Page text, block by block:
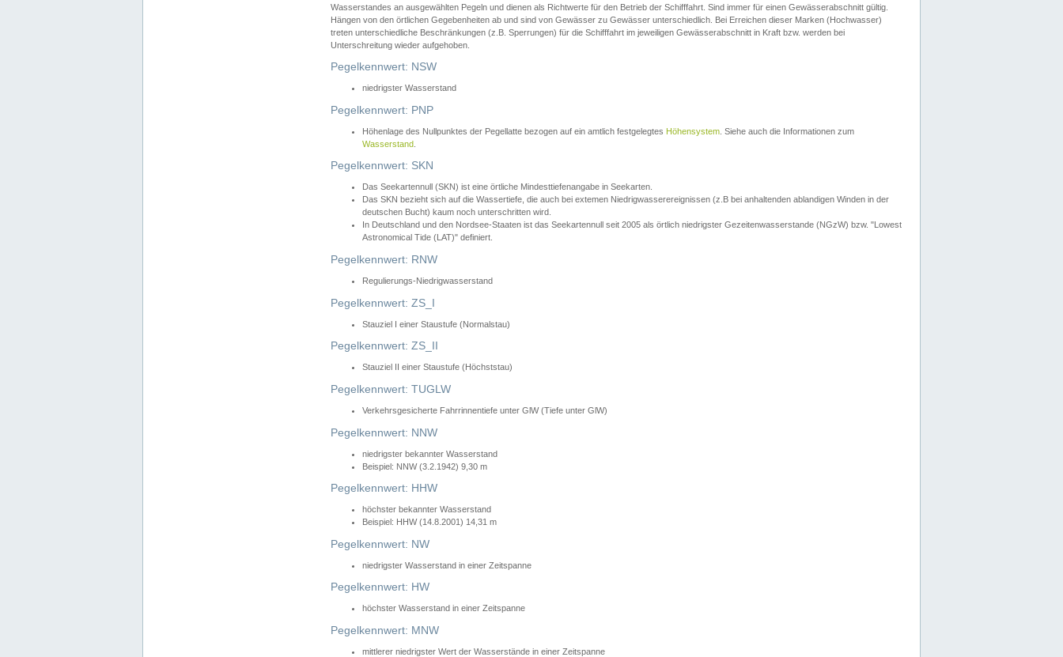
Wasserstandes an ausgewählten Pegeln und dienen als Richtwerte für den Betrieb der Schifffahrt. Sind immer für einen Gewässerabschnitt gültig.
Hängen von den örtlichen Gegebenheiten ab und sind von Gewässer zu Gewässer unterschiedlich. Bei Erreichen dieser Marken (Hochwasser)
treten unterschiedliche Beschränkungen (z.B. Sperrungen) für die Schifffahrt im jeweiligen Gewässerabschnitt in Kraft bzw. werden bei
Unterschreitung wieder aufgehoben.
Pegelkennwert: NSW
niedrigster Wasserstand
Pegelkennwert: PNP
Höhenlage des Nullpunktes der Pegellatte bezogen auf ein amtlich festgelegtes Höhensystem . Siehe auch die Informationen zum
Wasserstand
Pegelkennwert: SKN
Das Seekartennull (SKN) ist eine örtliche Mindesttiefenangabe in Seekarten.
Das SKN bezieht sich auf die Wassertiefe, die auch bei extemen Niedrigwasserereignissen (z.B bei anhaltenden ablandigen Winden in der
deutschen Bucht) kaum noch unterschritten wird.
In Deutschland und den Nordsee-Staaten ist das Seekartennull seit 2005 als örtlich niedrigster Gezeitenwasserstande (NGzW) bzw. "Lowest
Astronomical Tide (LAT)" definiert.
Pegelkennwert: RNW
Regulierungs-Niedrigwasserstand
Pegelkennwert: ZS_I
Stauziel I einer Staustufe (Normalstau)
Pegelkennwert: ZS_II
Stauziel II einer Staustufe (Höchststau)
Pegelkennwert: TUGLW
Verkehrsgesicherte Fahrrinnentiefe unter GlW (Tiefe unter GlW)
Pegelkennwert: NNW
niedrigster bekannter Wasserstand
Beispiel: NNW (3.2.1942) 9,30 m
Pegelkennwert: HHW
höchster bekannter Wasserstand
Beispiel: HHW (14.8.2001) 14,31 m
Pegelkennwert: NW
niedrigster Wasserstand in einer Zeitspanne
Pegelkennwert: HW
höchster Wasserstand in einer Zeitspanne
Pegelkennwert: MNW
mittlerer niedrigster Wert der Wasserstände in einer Zeitspanne